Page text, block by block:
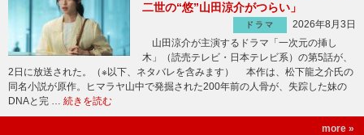
二世の“悠”山田涼介がつらい」
ドラマ
2026年8月3日
山田涼介が主演するドラマ「一次元の挿し
木」（読売テレビ・日本テレビ系）の第5話が、
2日に放送された。（※以下、ネタバレを含みます） 本作は、松下龍之介氏の
同名小説が原作。ヒマラヤ山中で発掘された200年前の人骨が、失踪した妹の
DNAと完 … 続きを読む
more »